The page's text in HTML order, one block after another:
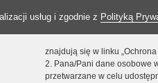
usług i zgodnie z Polityką
znajdują się w linku
2. Pana/Pani dane osobowe
przetwarzane w celu